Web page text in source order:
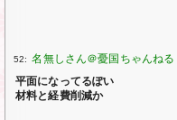
52:
平面になってるぽい
材料と経費削減か